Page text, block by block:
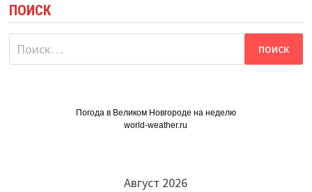
ПОИСК
Найти:
Погода в Великом Новгороде на неделю
world-weather.ru
Август 2026